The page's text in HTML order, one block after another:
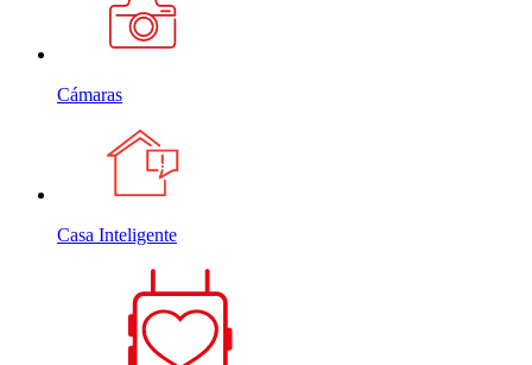
Cámaras
Casa Inteligente